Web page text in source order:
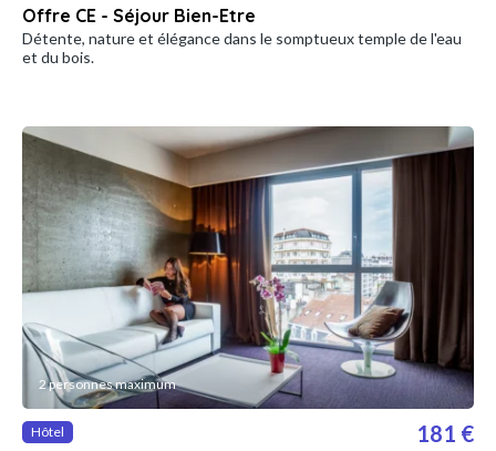
Offre CE - Séjour Bien-Etre
Détente, nature et élégance dans le somptueux temple de l'eau
et du bois.
2 personnes maximum
Hôtel 181 €